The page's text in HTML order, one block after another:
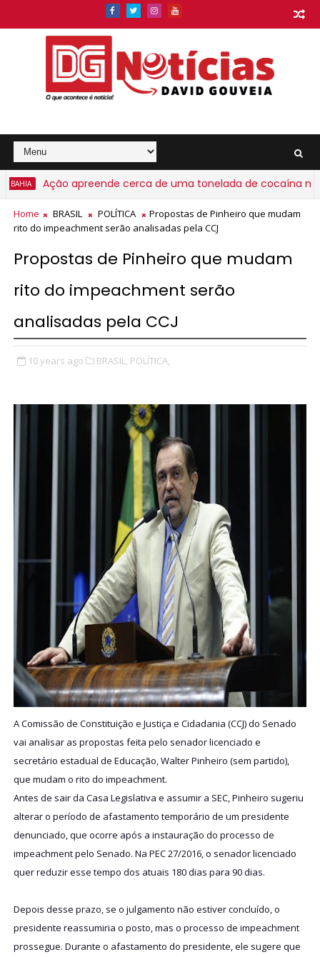
Ação apreende cerca de uma tonelada de cocaína no
Home BRASIL POLÍTICA
Propostas de Pinheiro que mudam
rito do impeachment serão analisadas pela CCJ
Propostas de Pinheiro que mudam
rito do impeachment serão
analisadas pela CCJ
10 years ago BRASIL, POLÍTICA,
A Comissão de Constituição e Justiça e Cidadania (CCJ) do Senado
vai analisar as propostas feita pelo senador licenciado e
secretário estadual de Educação, Walter Pinheiro (sem partido),
que mudam o rito do impeachment.
Antes de sair da Casa Legislativa e assumir a SEC, Pinheiro sugeriu
alterar o período de afastamento temporário de um presidente
denunciado, que ocorre após a instauração do processo de
impeachment pelo Senado. Na PEC 27/2016, o senador licenciado
quer reduzir esse tempo dos atuais 180 dias para 90 dias.
Depois desse prazo, se o julgamento não estiver concluído, o
presidente reassumiria o posto, mas o processo de impeachment
prossegue. Durante o afastamento do presidente, ele sugere que